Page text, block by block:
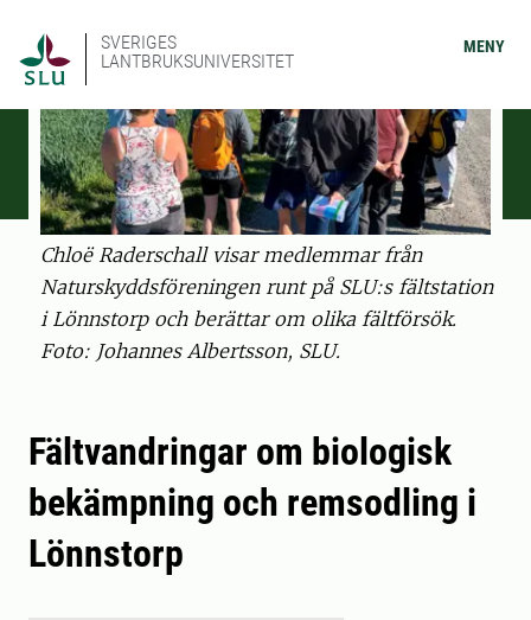
SVERIGES
LANTBRUKSUNIVERSITET
MENY
Chloë Raderschall visar medlemmar från
Naturskyddsföreningen runt på SLU:s fältstation
i Lönnstorp och berättar om olika fältförsök.
Foto: Johannes Albertsson, SLU.
Fältvandringar om biologisk
bekämpning och remsodling i
Lönnstorp